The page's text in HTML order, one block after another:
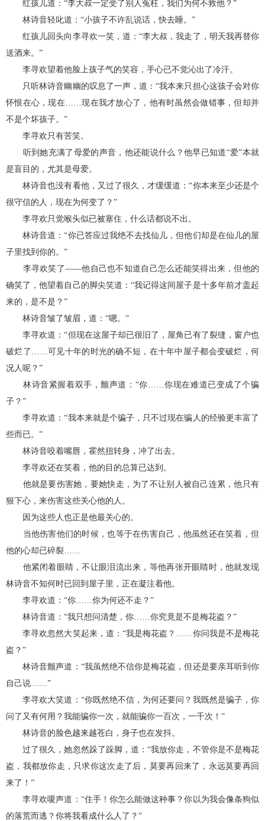
红孩儿道：“李大叔一定受了别人冤枉，我们为何不救他？”
林诗音轻叱道：“小孩子不许乱说话，快去睡。”
红孩儿回头向李寻欢一笑，道：“李大叔，我走了，明天我再替你
送酒来。”
李寻欢望着他脸上孩子气的笑容，手心已不觉沁出了冷汗。
只听林诗音幽幽的叹息了一声，道：“我本来只担心这孩子会对你
怀恨在心，现在……现在我才放心了，他有时虽然会做错事，但却并
不是个坏孩子。”
李寻欢只有苦笑。
听到她充满了母爱的声音，他还能说什么？他早已知道“爱”本就
是盲目的，尤其是母爱。
林诗音也没有看他，又过了很久，才缓缓道：“你本来至少还是个
很守信的人，现在为何变了？”
李寻欢只觉喉头似已被塞住，什么话都说不出。
林诗音道：“你已答应过我绝不去找仙儿，但他们却是在仙儿的屋
子里找到你的。”
李寻欢笑了——他自己也不知道自己怎么还能笑得出来，但他的
确笑了，他望着自己的脚尖笑道：“我记得这间屋子是十多年前才盖起
来的，是不是？”
林诗音皱了皱眉，道：“嗯。”
李寻欢道：“但现在这屋子却已很旧了，屋角已有了裂缝，窗户也
破烂了……可见十年的时光的确不短，在十年中屋子都会变破烂，何
况人呢？”
林诗音紧握着双手，颤声道：“你……你现在难道已变成了个骗
子？”
李寻欢道：“我本来就是个骗子，只不过现在骗人的经验更丰富了
些而已。”
林诗音咬着嘴唇，霍然扭转身，冲了出去。
李寻欢还在笑着，他的目的总算已达到。
他就是要伤害她，要她快走，为了不让别人被自己连累，他只有
狠下心，来伤害这些关心他的人。
因为这些人也正是他最关心的。
当他伤害他们的时候，也等于在伤害自己，他虽然还在笑着，但
他的心却已碎裂……
他紧闭着眼睛，不让眼泪流出来，等他再张开眼睛时，他就发现
林诗音不知何时已回到屋子里，正在凝注着他。
李寻欢道：“你……你为何还不走？”
林诗音道：“我只想问清楚，你……你究竟是不是梅花盗？”
李寻欢忽然大笑起来，道：“我是梅花盗？……你问我是不是梅花
盗？”
林诗音颤声道：“我虽然绝不信你是梅花盗，但还是要亲耳听到你
自己说……”
李寻欢大笑道：“你既然绝不信，为何还要问？我既然是骗子，你
问了又有何用？我能骗你一次，就能骗你一百次，一千次！”
林诗音的脸色越来越苍白，身子也在发抖。
过了很久，她忽然跺了跺脚，道：“我放你走，不管你是不是梅花
盗，我都放你走，只求你这次走了后，莫要再回来了，永远莫要再回
来了！”
李寻欢嗄声道：“住手！你怎么能做这种事？你以为我会像条狗似
的落荒而逃？你将我看成什么人了？”